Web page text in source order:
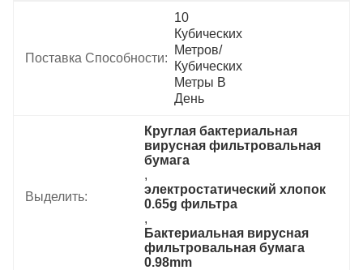
Поставка Способности:
10
Кубических
Метров/
Кубических
Метры В
День
Выделить:
Круглая бактериальная
вирусная фильтровальная
бумага
,
электростатический хлопок
0.65g фильтра
,
Бактериальная вирусная
фильтровальная бумага
0.98mm